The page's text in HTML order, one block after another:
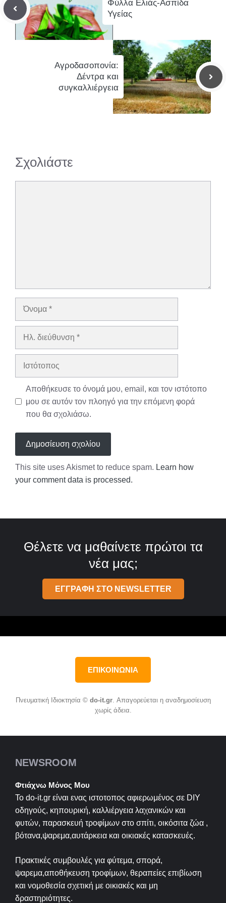
Φύλλα Ελιάς-Ασπίδα
Υγείας
Αγροδασοπονία:
Δέντρα και
συγκαλλιέργεια
Σχολιάστε
Όνομα
Ηλ.
Ιστότοπος
Αποθήκευσε το όνομά μου, email, και τον ιστότοπο
μου σε αυτόν τον πλοηγό για την επόμενη φορά
που θα σχολιάσω.
This site uses Akismet to reduce spam. Learn how
your comment data is processed.
Θέλετε να μαθαίνετε πρώτοι τα
νέα μας;
ΕΓΓΡΑΦΗ ΣΤΟ NEWSLETTER
ΕΠΙΚΟΙΝΩΝΙΑ
Πνευματική Ιδιοκτησία © do-it.gr. Απαγορεύεται η αναδημοσίευση
χωρίς άδεια.
NEWSROOM
Φτιάχνω Μόνος Μου
Το do-it.gr είναι ενας ιστοτοπος αφιερωμένος σε DIY
οδηγούς, κηπουρική, καλλιέργεια λαχανικών και
φυτών, παρασκευή τροφίμων στο σπίτι, οικόσιτα ζώα ,
βότανα,ψαρεμα,αυτάρκεια και οικιακές κατασκευές.
Πρακτικές συμβουλές για φύτεμα, σπορά,
ψαρεμα,αποθήκευση τροφίμων, θεραπείες επιβίωση
και νομοθεσία σχετική με οικιακές και μη
δραστηριότητες.